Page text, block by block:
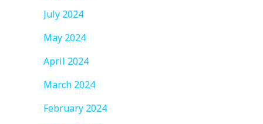
July 2024
May 2024
April 2024
March 2024
February 2024